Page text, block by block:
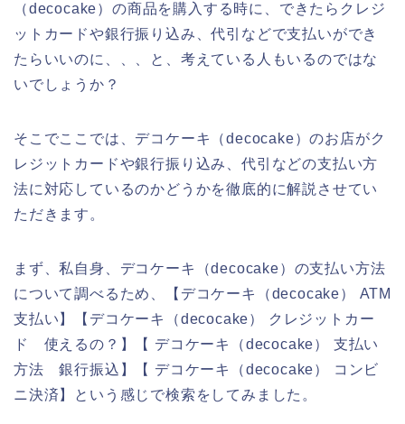
（decocake）の商品を購入する時に、できたらクレジ
ットカードや銀行振り込み、代引などで支払いができ
たらいいのに、、、と、考えている人もいるのではな
いでしょうか？
そこでここでは、デコケーキ（decocake）のお店がク
レジットカードや銀行振り込み、代引などの支払い方
法に対応しているのかどうかを徹底的に解説させてい
ただきます。
まず、私自身、デコケーキ（decocake）の支払い方法
について調べるため、【デコケーキ（decocake） ATM
支払い】【デコケーキ（decocake） クレジットカー
ド 使えるの？】【 デコケーキ（decocake） 支払い
方法 銀行振込】【 デコケーキ（decocake） コンビ
ニ決済】という感じで検索をしてみました。